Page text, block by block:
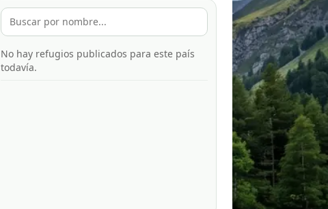
No hay refugios publicados para este país
todavía.